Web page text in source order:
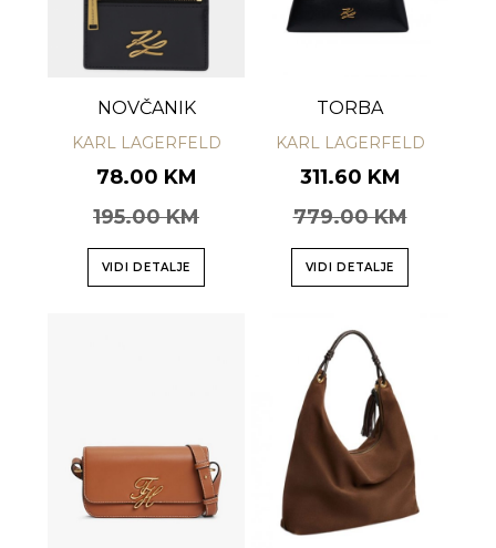
NOVČANIK
KARL LAGERFELD
78.00 KM
195.00 KM
VIDI DETALJE
TORBA
KARL LAGERFELD
311.60 KM
779.00 KM
VIDI DETALJE